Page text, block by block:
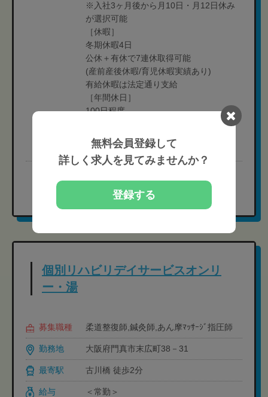
※入社3ヶ月後から月10日・月12日休み
が選択可能
［休暇］
冬期休暇4日
公休＋有休で7連休取得可能
(産前産後休暇/育児休暇実績あり)
有給休暇は法定通り支給
［年間休日］
100日程度
［有給消化率］60％程度（2025年度）
［育休取得実績］有り
個別リハビリデイサービスオンリ
ー・湯
募集職種 柔道整復師,鍼灸師,あん摩ﾏｯｻｰｼﾞ指圧師
勤務地 大阪府門真市末広町38－31
最寄駅 古川橋 徒歩2分
給与
＜常勤＞
無料会員登録して
詳しく求人を見てみませんか？
登録する